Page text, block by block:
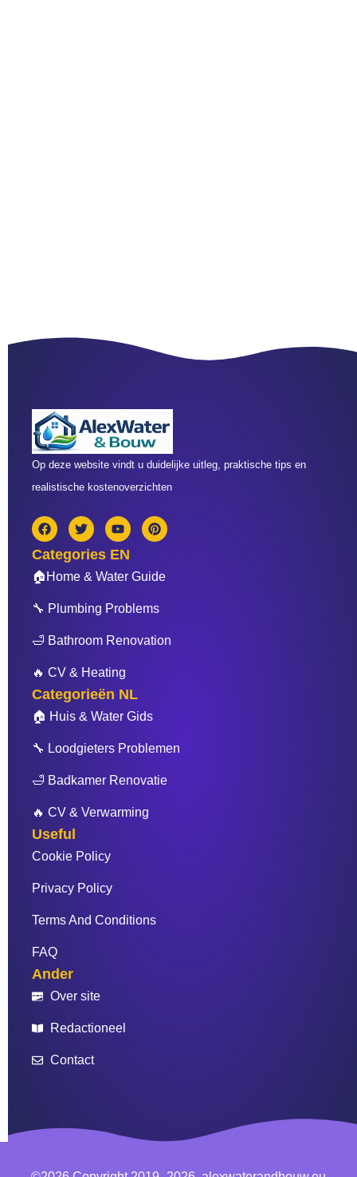
Op deze website vindt u duidelijke uitleg, praktische tips en
realistische kostenoverzichten
F
a
e
b
o
k
T
w
t
e
Y
o
u
t
u
b
P
i
e
r
s
Categories EN
🏠Home & Water Guide
🔧 Plumbing Problems
🛁 Bathroom Renovation
🔥 CV & Heating
Categorieën NL
🏠 Huis & Water Gids
🔧 Loodgieters Problemen
🛁 Badkamer Renovatie
🔥 CV & Verwarming
Useful
Cookie Policy
Privacy Policy
Terms And Conditions
FAQ
Ander
Over site
Redactioneel
Contact